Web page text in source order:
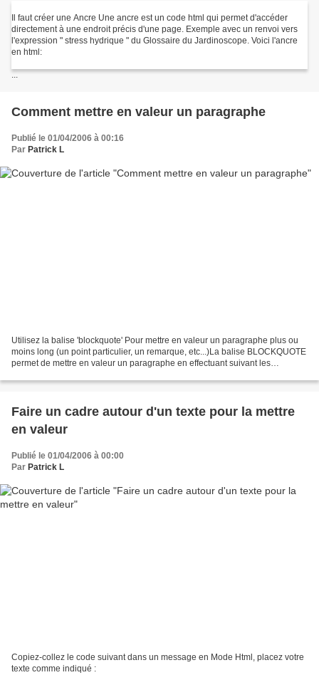
Il faut créer une Ancre Une ancre est un code html qui permet d'accéder
directement à une endroit précis d'une page. Exemple avec un renvoi vers
l'expression " stress hydrique " du Glossaire du Jardinoscope. Voici l'ancre
en html:
...
Comment mettre en valeur un paragraphe
Publié le 01/04/2006 à 00:16
Par Patrick L
Utilisez la balise 'blockquote' Pour mettre en valeur un paragraphe plus ou
moins long (un point particulier, un remarque, etc...)La balise BLOCKQUOTE
permet de mettre en valeur un paragraphe en effectuant suivant les
Faire un cadre autour d'un texte pour la mettre
en valeur
Publié le 01/04/2006 à 00:00
Par Patrick L
Copiez-collez le code suivant dans un message en Mode Html, placez votre
texte comme indiqué :